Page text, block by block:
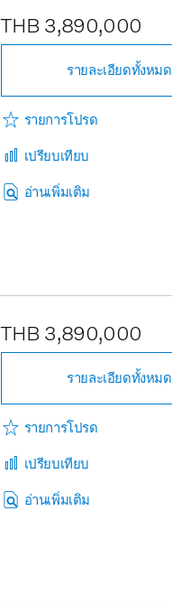
THB 3,890,000
รายละเอียดทั้งหมด
รายการโปรด
เปรียบเทียบ
อ่านเพิ่มเติม
THB 3,890,000
รายละเอียดทั้งหมด
รายการโปรด
เปรียบเทียบ
อ่านเพิ่มเติม